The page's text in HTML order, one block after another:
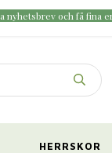
nyhetsbrev och få fina
HERRSKOR